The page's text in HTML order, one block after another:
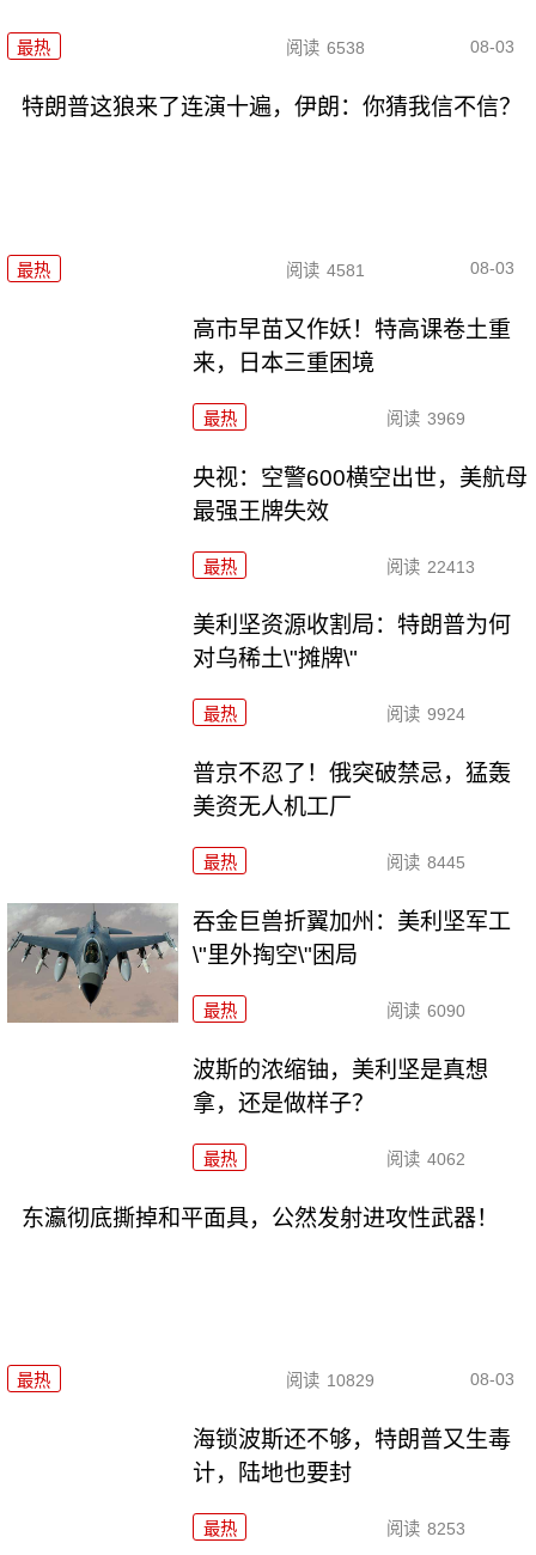
最热 阅读 6538 08-03
特朗普这狼来了连演十遍，伊朗：你猜我信不信？
最热 阅读 4581 08-03
高市早苗又作妖！特高课卷土重
来，日本三重困境
最热 阅读 3969
央视：空警600横空出世，美航母
最强王牌失效
最热 阅读 22413
美利坚资源收割局：特朗普为何
对乌稀土\"摊牌\"
最热 阅读 9924
普京不忍了！俄突破禁忌，猛轰
美资无人机工厂
最热 阅读 8445
吞金巨兽折翼加州：美利坚军工
\"里外掏空\"困局
最热 阅读 6090
波斯的浓缩铀，美利坚是真想
拿，还是做样子？
最热 阅读 4062
东瀛彻底撕掉和平面具，公然发射进攻性武器！
最热 阅读 10829 08-03
海锁波斯还不够，特朗普又生毒
计，陆地也要封
最热 阅读 8253